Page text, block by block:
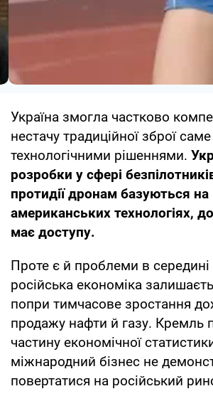
Україна змогла частково
нестачу традиційної зброї саме
технологічними рішеннями.
розробки у сфері
протидії дронам базуються на
американських технологіях,
має доступу.
Проте є й проблеми в
російська економіка
попри тимчасове зростання
продажу нафти й газу. Кремль
частину економічної
міжнародний бізнес не
повертатися на російський